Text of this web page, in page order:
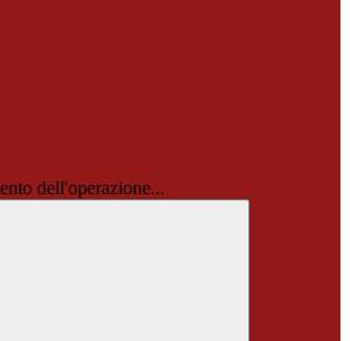
dell'operazione...